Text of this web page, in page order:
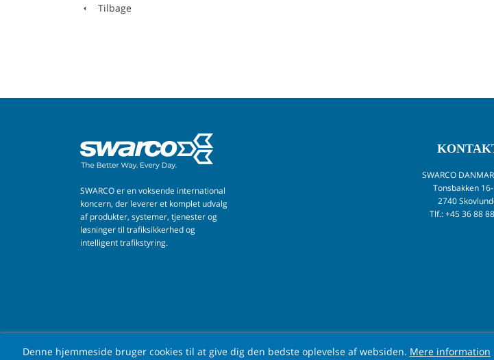
Denne hjemmeside bruger cookies til at give dig den bedste oplevelse af websiden. Mere information
Tilbage
SWARCO er en voksende international
koncern, der leverer et komplet udvalg
af produkter, systemer, tjenester og
løsninger til trafiksikkerhed og
intelligent trafikstyring.
SWARCO
Tonsbakken
2740
Tlf.: +45 36 88
Om SWARCO | Salgs- og leveringsbetingelser |